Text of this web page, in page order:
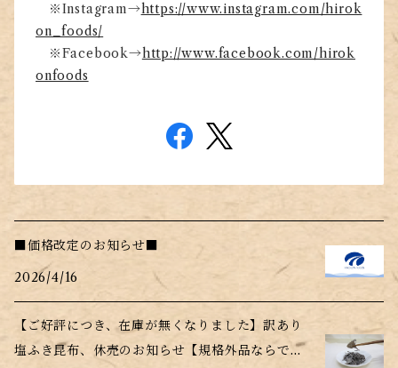
※Instagram→https://www.instagram.com/hirok
on_foods/
※Facebook→http://www.facebook.com/hirok
onfoods
■価格改定のお知らせ■
2026/4/16
【ご好評につき、在庫が無くなりました】訳あり
塩ふき昆布、休売のお知らせ【規格外品ならでは